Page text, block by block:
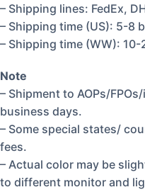
– Shipping lines: FedEx,
– Shipping time (US): 5-8
– Shipping time (WW):
Note
– Shipment to AOPs/
business days.
– Some special states/
fees.
– Actual color may be
to different monitor and